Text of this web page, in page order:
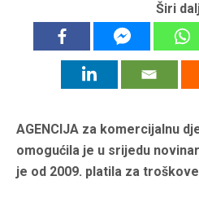
Širi
AGENCIJA za komercijalnu
omogućila je u srijedu
je od 2009. platila za